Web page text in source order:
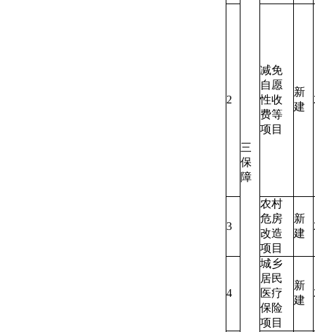
三
保
障
2
减免
自愿
性收
费等
项目
新
建
3
农村
危房
改造
项目
新
建
4
城乡
居民
医疗
保险
项目
新
建